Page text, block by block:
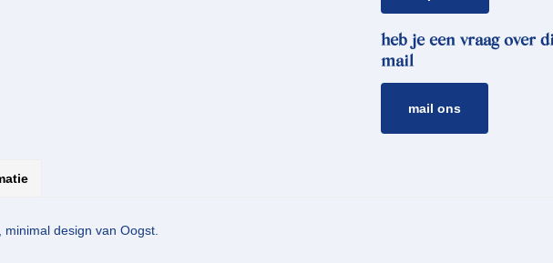
heb je een vraag over
mail
mail ons
design van Oogst.